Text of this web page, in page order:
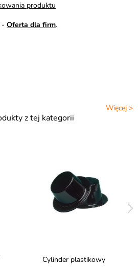
produktu
- Oferta dla firm.
Więcej >
z tej kategorii
Cylinder plastikowy